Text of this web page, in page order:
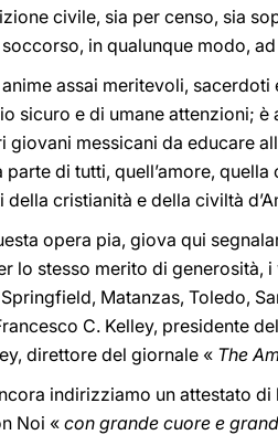
civile, sia per censo, sia
in qualunque modo,
assai meritevoli,
sicuro e di umane attenzioni;
giovani messicani da educare
di tutti, quell’amore,
cristianità e della civiltà
opera pia, giova qui
lo stesso merito di
Matanzas, Toledo,
C. Kelley, presidente
direttore del giornale « The
indirizziamo un attestato
Noi « con grande cuore e